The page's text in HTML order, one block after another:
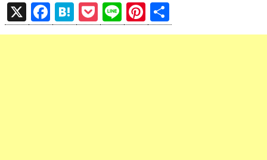
X
F
a
H
at
P
o
Li
n
Pi
nt 有